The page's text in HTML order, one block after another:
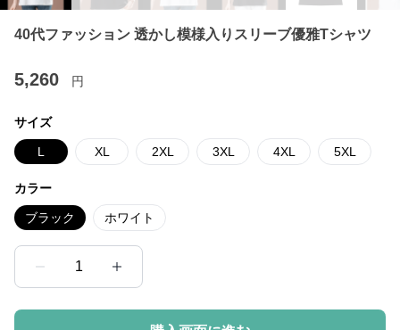
40代ファッション 透かし模様入りスリーブ優雅Tシャツ
5,260 円
サイズ
L XL 2XL 3XL 4XL 5XL
カラー
ブラック ホワイト
1